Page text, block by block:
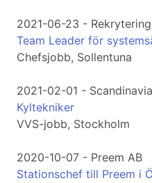
2021-06-23 -
Team Leader för
Chefsjobb, Sollentuna
2021-02-01 -
Kyltekniker
VVS-jobb, Stockholm
2020-10-07 - Preem AB
Stationschef till Preem i